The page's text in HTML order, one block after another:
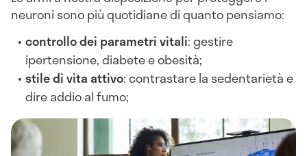
neuroni sono più quotidiane di quanto pensiamo:
controllo dei parametri vitali: gestire
ipertensione, diabete e obesità;
stile di vita attivo: contrastare la sedentarietà e
dire addio al fumo;